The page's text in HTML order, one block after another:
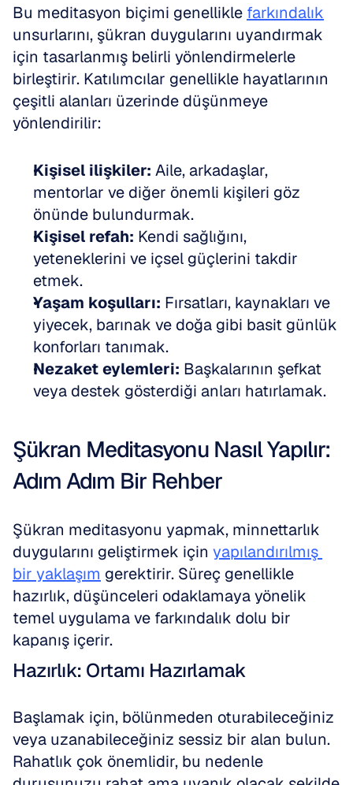
Bu meditasyon biçimi genellikle farkındalık
unsurlarını, şükran duygularını uyandırmak
için tasarlanmış belirli yönlendirmelerle
birleştirir. Katılımcılar genellikle hayatlarının
çeşitli alanları üzerinde düşünmeye
yönlendirilir:
Kişisel ilişkiler: Aile, arkadaşlar,
mentorlar ve diğer önemli kişileri göz
önünde bulundurmak.
Kişisel refah: Kendi sağlığını,
yeteneklerini ve içsel güçlerini takdir
etmek.
Yaşam koşulları: Fırsatları, kaynakları ve
yiyecek, barınak ve doğa gibi basit günlük
konforları tanımak.
Nezaket eylemleri: Başkalarının şefkat
veya destek gösterdiği anları hatırlamak.
Şükran Meditasyonu Nasıl Yapılır:
Adım Adım Bir Rehber
Şükran meditasyonu yapmak, minnettarlık
duygularını geliştirmek için yapılandırılmış
bir yaklaşım gerektirir. Süreç genellikle
hazırlık, düşünceleri odaklamaya yönelik
temel uygulama ve farkındalık dolu bir
kapanış içerir.
Hazırlık: Ortamı Hazırlamak
Başlamak için, bölünmeden oturabileceğiniz
veya uzanabileceğiniz sessiz bir alan bulun.
Rahatlık çok önemlidir, bu nedenle